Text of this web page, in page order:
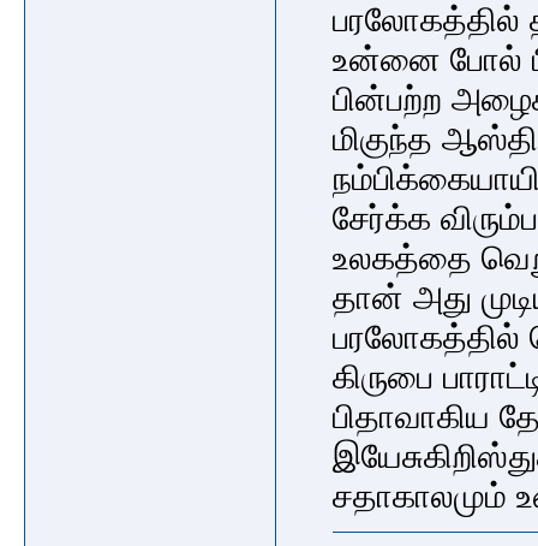
பரலோகத்தில்
உன்னை போல்
பின்பற்ற
மிகுந்த
சேர்க்க
உலகத்தை
தான் அது
கிருபை
பிதாவாகிய
சதாகாலமும்